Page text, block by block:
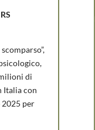
di
Italia con
2025 per